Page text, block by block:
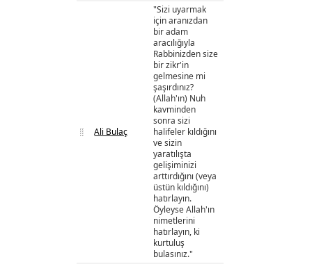
Ali Bulaç
"Sizi uyarmak
için aranızdan
bir adam
aracılığıyla
Rabbinizden size
bir zikr'in
gelmesine mi
şaşırdınız?
(Allah'ın) Nuh
kavminden
sonra sizi
halifeler kıldığını
ve sizin
yaratılışta
gelişiminizi
arttırdığını (veya
üstün kıldığını)
hatırlayın.
Öyleyse Allah'ın
nimetlerini
hatırlayın, ki
kurtuluş
bulasınız."